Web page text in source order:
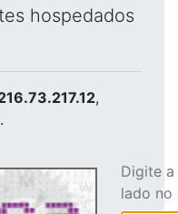
hospedados
,
Digite
lado no